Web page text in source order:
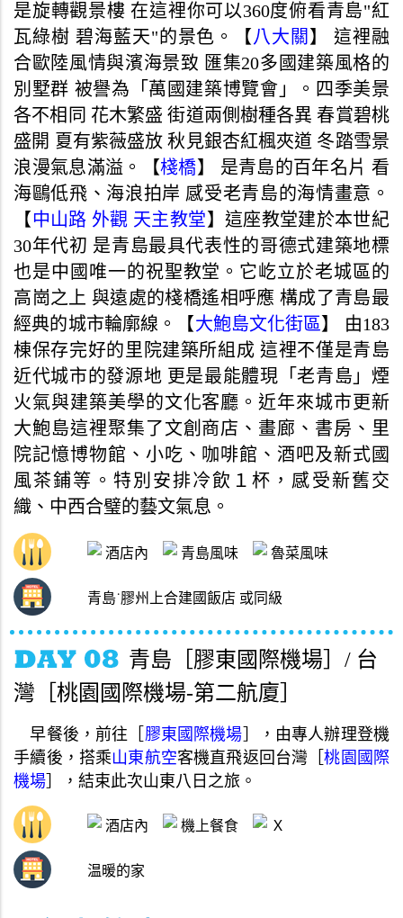
是旋轉觀景樓 在這裡你可以360度俯看青島"紅
瓦綠樹 碧海藍天"的景色。【 八大關 】 這裡融
合歐陸風情與濱海景致 匯集20多國建築風格的
別墅群 被譽為「萬國建築博覽會」。四季美景
各不相同 花木繁盛 街道兩側樹種各異 春賞碧桃
盛開 夏有紫薇盛放 秋見銀杏紅楓夾道 冬踏雪景
浪漫氣息滿溢。【棧橋】 是青島的百年名片 看
海鷗低飛、海浪拍岸 感受老青島的海情畫意。
【 中山路 外觀 天主教堂】這座教堂建於本世紀
30年代初 是青島最具代表性的哥德式建築地標
也是中國唯一的祝聖教堂。它屹立於老城區的
高崗之上 與遠處的棧橋遙相呼應 構成了青島最
經典的城市輪廓線。【大鮑島文化街區 】 由183
棟保存完好的里院建築所組成 這裡不僅是青島
近代城市的發源地 更是最能體現「老青島」煙
火氣與建築美學的文化客廳。近年來城市更新
大鮑島這裡聚集了文創商店、畫廊、書房、里
院記憶博物館、小吃、咖啡館、酒吧及新式國
風茶鋪等。特別安排冷飲１杯，感受新舊交
織、中西合璧的藝文氣息。
酒店內 青島風味 魯菜風味
青島˙膠州上合建國飯店 或同級
青島［膠東國際機場］/ 台
灣［桃園國際機場-第二航廈］
早餐後 ， 前往 膠東國際機場 ］， 由專人辦理登機
手續後 ， 搭乘山東航空客機直飛返回台灣 ［桃園國際
機場 ］，結束此次山東八日之旅 。
酒店內 機上餐食 Ｘ
温暖的家